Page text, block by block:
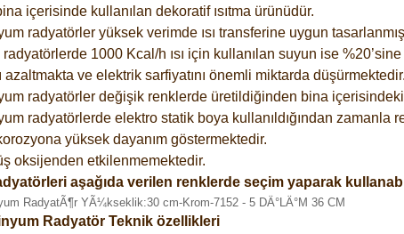
içerisinde kullanılan dekoratif ısıtma ürünüdür.
radyatörler yüksek verimde ısı transferine uygun
1000 Kcal/h ısı için kullanılan suyun ise
azaltmakta ve elektrik sarfiyatını önemli miktarda düşürmektedir.
radyatörler değişik renklerde üretildiğinden bina
radyatörlerde elektro statik boya kullanıldığından zamanla
yüksek dayanım göstermektedir.
oksijenden etkilenmemektedir.
aşağıda verilen renklerde seçim yaparak
Radyatör Teknik özellikleri